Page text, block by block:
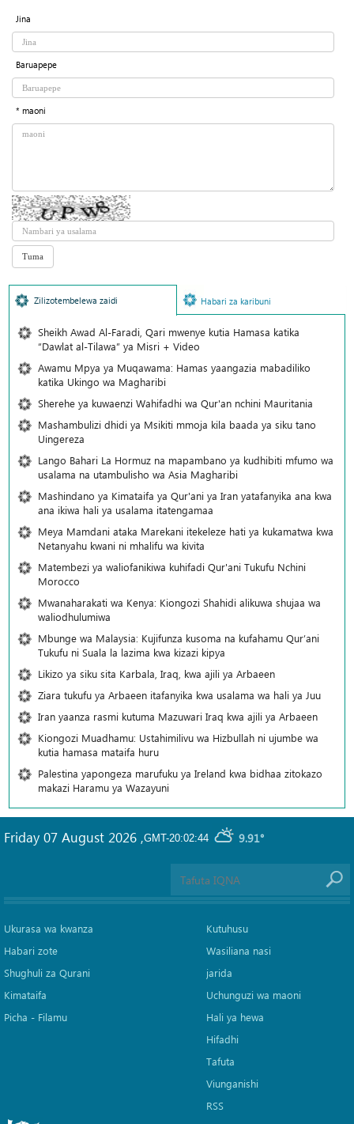
Jina
Baruapepe
* maoni
Zilizotembelewa zaidi Habari za karibuni
Sheikh Awad Al-Faradi, Qari mwenye kutia Hamasa katika
“Dawlat al-Tilawa” ya Misri + Video
Awamu Mpya ya Muqawama: Hamas yaangazia mabadiliko
katika Ukingo wa Magharibi
Sherehe ya kuwaenzi Wahifadhi wa Qur'an nchini Mauritania
Mashambulizi dhidi ya Msikiti mmoja kila baada ya siku tano
Uingereza
Lango Bahari La Hormuz na mapambano ya kudhibiti mfumo wa
usalama na utambulisho wa Asia Magharibi
Mashindano ya Kimataifa ya Qur'ani ya Iran yatafanyika ana kwa
ana ikiwa hali ya usalama itatengamaa
Meya Mamdani ataka Marekani itekeleze hati ya kukamatwa kwa
Netanyahu kwani ni mhalifu wa kivita
Matembezi ya waliofanikiwa kuhifadi Qur'ani Tukufu Nchini
Morocco
Mwanaharakati wa Kenya: Kiongozi Shahidi alikuwa shujaa wa
waliodhulumiwa
Mbunge wa Malaysia: Kujifunza kusoma na kufahamu Qur’ani
Tukufu ni Suala la lazima kwa kizazi kipya
Likizo ya siku sita Karbala, Iraq, kwa ajili ya Arbaeen
Ziara tukufu ya Arbaeen itafanyika kwa usalama wa hali ya Juu
Iran yaanza rasmi kutuma Mazuwari Iraq kwa ajili ya Arbaeen
Kiongozi Muadhamu: Ustahimilivu wa Hizbullah ni ujumbe wa
kutia hamasa mataifa huru
Palestina yapongeza marufuku ya Ireland kwa bidhaa zitokazo
makazi Haramu ya Wazayuni
GMT-20:02:44 9.91°
Friday 07 August 2026 ,
Ukurasa wa kwanza
Habari zote
Shughuli za Qurani
Kimataifa
Picha‎ - Filamu‎
Kutuhusu
Wasiliana nasi
jarida
Uchunguzi wa maoni
Hali ya hewa
Hifadhi
Tafuta
Viunganishi
RSS